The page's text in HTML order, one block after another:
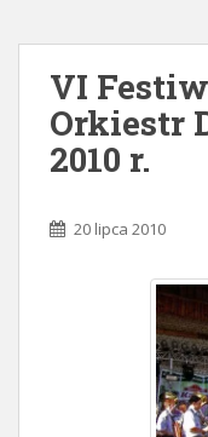
VI
Orkiestr
2010 r.
20 lipca 2010